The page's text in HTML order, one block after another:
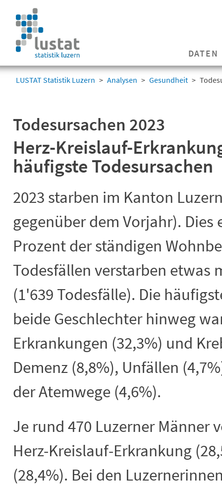
DATEN
LUSTAT Statistik Luzern Analysen Gesundheit
Todesursachen 2023
Herz-Kreislauf-
häufigste Todesursachen
2023 starben im Kanton
gegenüber dem Vorjahr).
Prozent der ständigen
Todesfällen verstarben etwas
(1'639 Todesfälle). Die
beide Geschlechter hinweg
Erkrankungen (32,3%) und
Demenz (8,8%), Unfällen
der Atemwege (4,6%).
Je rund 470 Luzerner Männer
Herz-Kreislauf-Erkrankung
(28,4%). Bei den